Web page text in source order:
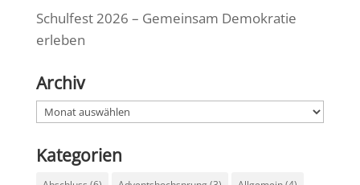
Schulfest 2026 – Gemeinsam Demokratie
erleben
Archiv
Archiv
Kategorien